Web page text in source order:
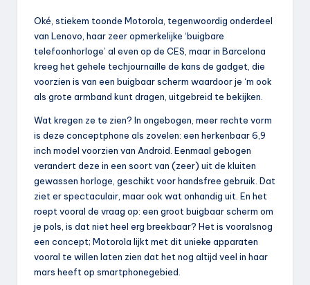
Oké, stiekem toonde Motorola, tegenwoordig onderdeel
van Lenovo, haar zeer opmerkelijke ‘buigbare
telefoonhorloge’ al even op de CES, maar in Barcelona
kreeg het gehele techjournaille de kans de gadget, die
voorzien is van een buigbaar scherm waardoor je ‘m ook
als grote armband kunt dragen, uitgebreid te bekijken.
Wat kregen ze te zien? In ongebogen, meer rechte vorm
is deze conceptphone als zovelen: een herkenbaar 6,9
inch model voorzien van Android. Eenmaal gebogen
verandert deze in een soort van (zeer) uit de kluiten
gewassen horloge, geschikt voor handsfree gebruik. Dat
ziet er spectaculair, maar ook wat onhandig uit. En het
roept vooral de vraag op: een groot buigbaar scherm om
je pols, is dat niet heel erg breekbaar? Het is vooralsnog
een concept; Motorola lijkt met dit unieke apparaten
vooral te willen laten zien dat het nog altijd veel in haar
mars heeft op smartphonegebied.